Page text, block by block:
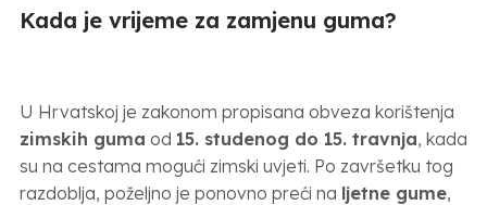
Kada je vrijeme za zamjenu guma?
U Hrvatskoj je zakonom propisana obveza korištenja
zimskih guma od 15. studenog do 15. travnja, kada
su na cestama mogući zimski uvjeti. Po završetku tog
razdoblja, poželjno je ponovno preći na ljetne gume,